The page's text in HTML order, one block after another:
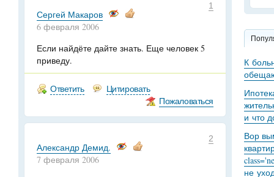
1
Сергей Макаров
6 февраля 2006
Если найдёте дайте знать. Еще человек 5
приведу.
Ответить
Цитировать
Пожаловаться
2
Александр Демид.
7 февраля 2006
К
и что
Вор
не